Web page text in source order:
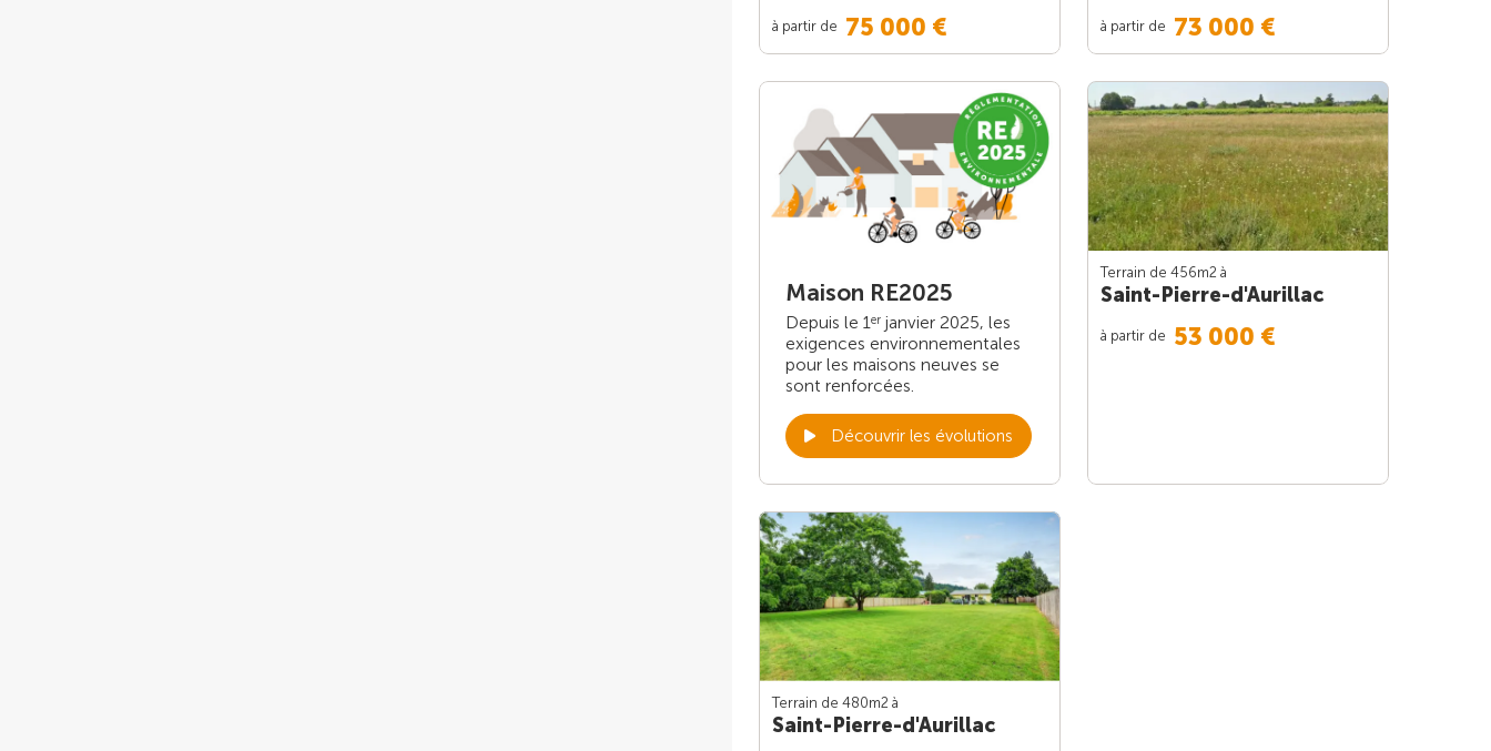
à partir de 75 000 € à partir de 73 000 €
Maison RE2025
Depuis le 1er janvier 2025, les
exigences environnementales
pour les maisons neuves se
sont renforcées.
Découvrir les évolutions
Terrain de 456m2 à
Saint-Pierre-d'Aurillac
à partir de 53 000 €
Terrain de 480m2 à
Saint-Pierre-d'Aurillac